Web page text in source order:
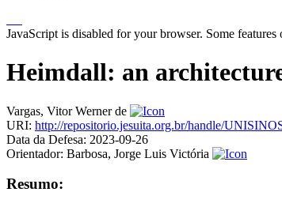
JavaScript is disabled for your browser. Some
Heimdall: an
Vargas, Vitor Werner de
URI: http://repositorio.jesuita.org.br/handle/
Data da Defesa: 2023-09-26
Orientador: Barbosa, Jorge Luis Victória
Resumo: